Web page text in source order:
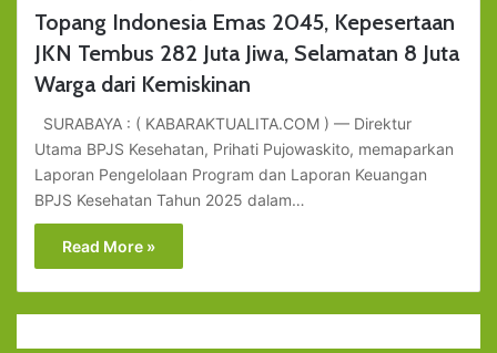
Topang Indonesia Emas 2045, Kepesertaan
JKN Tembus 282 Juta Jiwa, Selamatan 8 Juta
Warga dari Kemiskinan
SURABAYA : ( KABARAKTUALITA.COM ) — Direktur
Utama BPJS Kesehatan, Prihati Pujowaskito, memaparkan
Laporan Pengelolaan Program dan Laporan Keuangan
BPJS Kesehatan Tahun 2025 dalam…
Read More »